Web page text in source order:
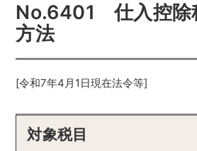
No.6401 仕入控除
方法
[令和7年4月1日現在法令等]
対象税目